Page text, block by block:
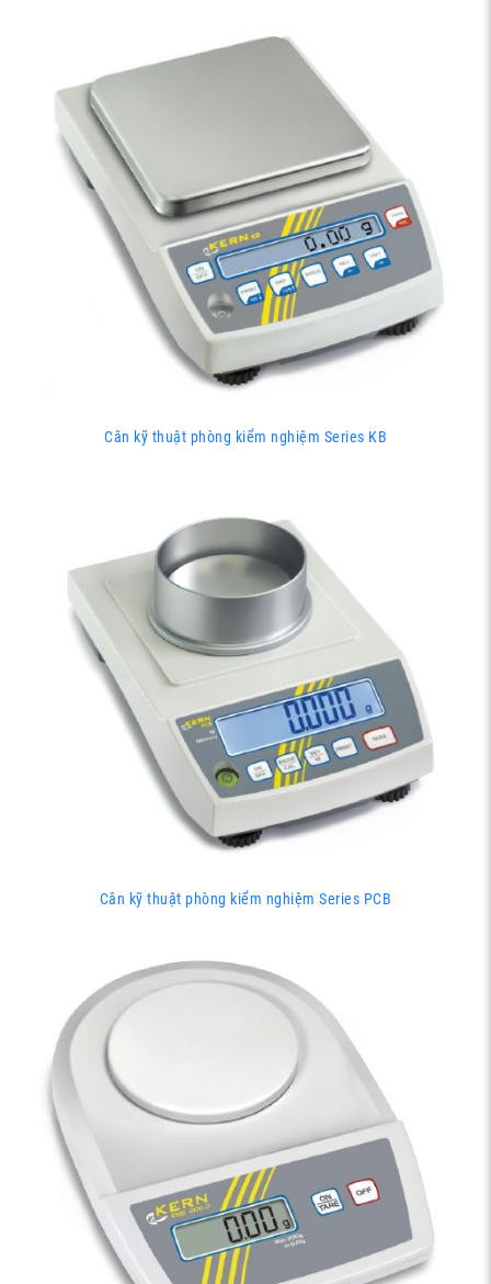
Cân kỹ thuật phòng kiểm nghiệm Series KB
Cân kỹ thuật phòng kiểm nghiệm Series PCB